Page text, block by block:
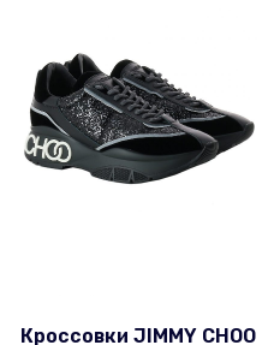
Кроссовки JIMMY CHOO